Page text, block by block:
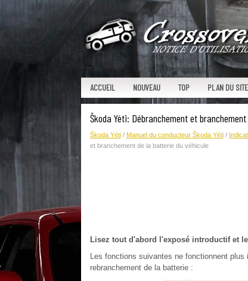
ACCUEIL NOUVEAU TOP PLAN DU SITE
Škoda Yéti: Débranchement et
Škoda Yéti/ Manuel du conducteur Škoda Yéti/
et branchement de la batterie du véhicule
Lisez tout d'abord l'exposé introductif et
Les fonctions suivantes ne fonctionnent
rebranchement de la batterie :